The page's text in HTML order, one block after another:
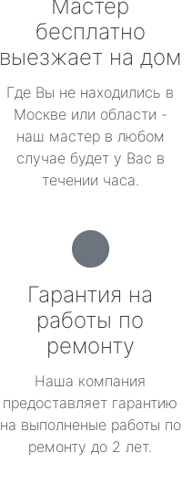
Мастер
бесплатно
выезжает на дом
Где Вы не находились в
Москве или области -
наш мастер в любом
случае будет у Вас в
течении часа.
Гарантия на
работы по
ремонту
Наша компания
предоставляет гарантию
на выполненые работы по
ремонту до 2 лет.